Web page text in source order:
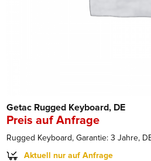
Getac Rugged Keyboard, DE
Preis auf Anfrage
Rugged Keyboard, Garantie: 3 Jahre,
Aktuell nur auf Anfrage